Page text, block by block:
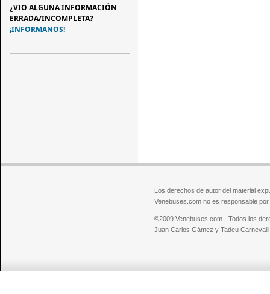
¿VIO ALGUNA INFORMACIÓN
ERRADA/INCOMPLETA?
¡INFORMANOS!
Los derechos de autor del material
Venebuses.com no es responsable
©2009 Venebuses.com - Todos los
Juan Carlos Gámez y Tadeu Carnevalli